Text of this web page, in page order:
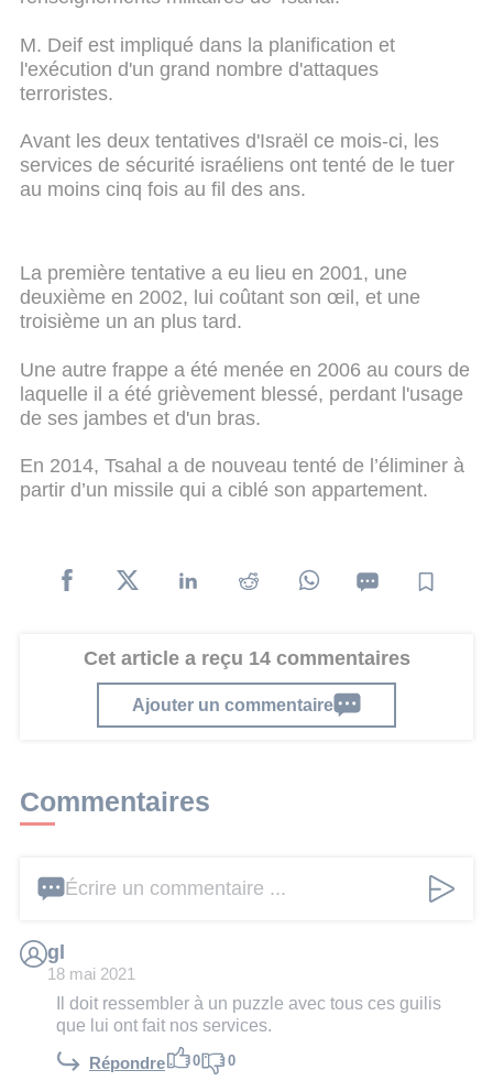
M. Deif est impliqué dans la planification et
l'exécution d'un grand nombre d'attaques
terroristes.
Avant les deux tentatives d'Israël ce mois-ci, les
services de sécurité israéliens ont tenté de le tuer
au moins cinq fois au fil des ans.
La première tentative a eu lieu en 2001, une
deuxième en 2002, lui coûtant son œil, et une
troisième un an plus tard.
Une autre frappe a été menée en 2006 au cours de
laquelle il a été grièvement blessé, perdant l'usage
de ses jambes et d'un bras.
En 2014, Tsahal a de nouveau tenté de l’éliminer à
partir d’un missile qui a ciblé son appartement.
Cet article a reçu 14 commentaires
Ajouter un commentaire
Commentaires
Écrire un commentaire ...
gl
18 mai 2021
Il doit ressembler à un puzzle avec tous ces guilis
que lui ont fait nos services.
Répondre 0 0